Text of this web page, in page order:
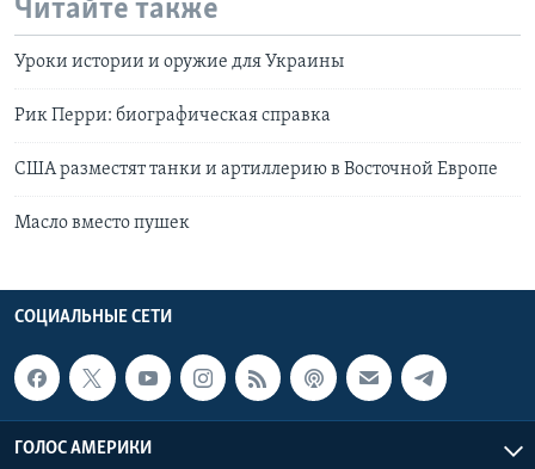
Читайте также
Уроки истории и оружие для Украины
Рик Перри: биографическая справка
США разместят танки и артиллерию в Восточной Европе
Масло вместо пушек
СОЦИАЛЬНЫЕ СЕТИ
ГОЛОС АМЕРИКИ